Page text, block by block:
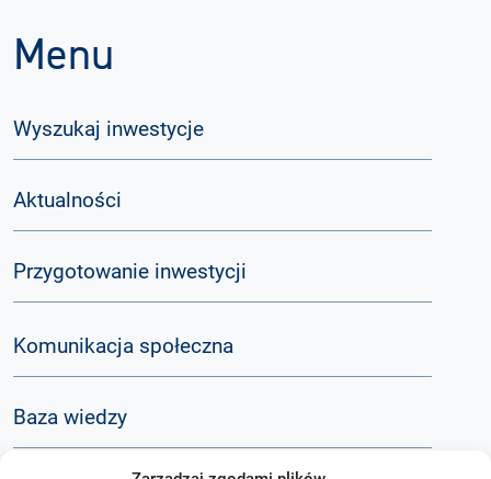
Menu
Wyszukaj inwestycje
Aktualności
Przygotowanie inwestycji
Komunikacja społeczna
Baza wiedzy